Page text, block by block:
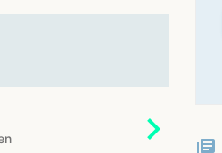
library_books
chevron_right